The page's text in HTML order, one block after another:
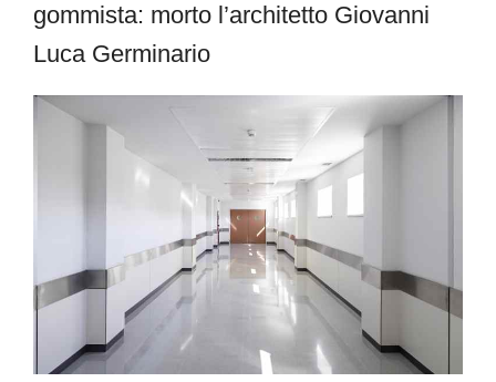
gommista: morto l’architetto Giovanni
Luca Germinario